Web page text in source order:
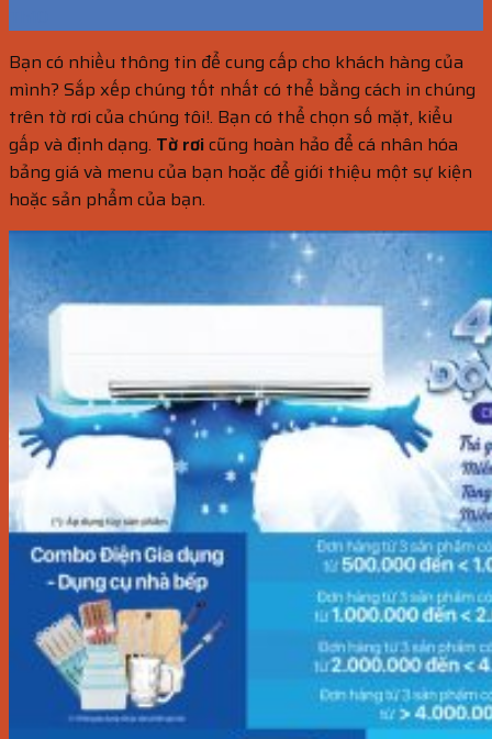
Bạn có nhiều thông tin để cung cấp cho khách hàng của
mình? Sắp xếp chúng tốt nhất có thể bằng cách in chúng
trên tờ rơi của chúng tôi!. Bạn có thể chọn số mặt, kiểu
gấp và định dạng. Tờ rơicũng hoàn hảo để cá nhân hóa
bảng giá và menu của bạn hoặc để giới thiệu một sự kiện
hoặc sản phẩm của bạn.